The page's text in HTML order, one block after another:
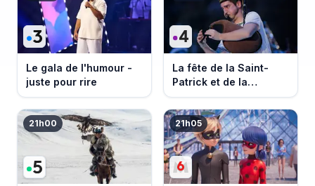
Le gala de l'humour -
juste pour rire
La fête de la Saint-
Patrick et de la
Bretagne
21h00 21h05